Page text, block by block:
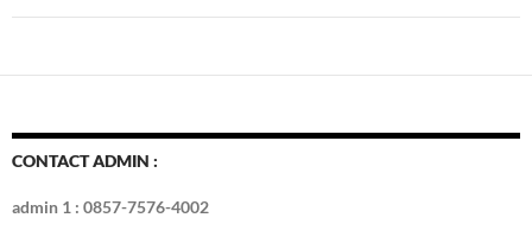
CONTACT ADMIN :
admin 1 : 0857-7576-4002